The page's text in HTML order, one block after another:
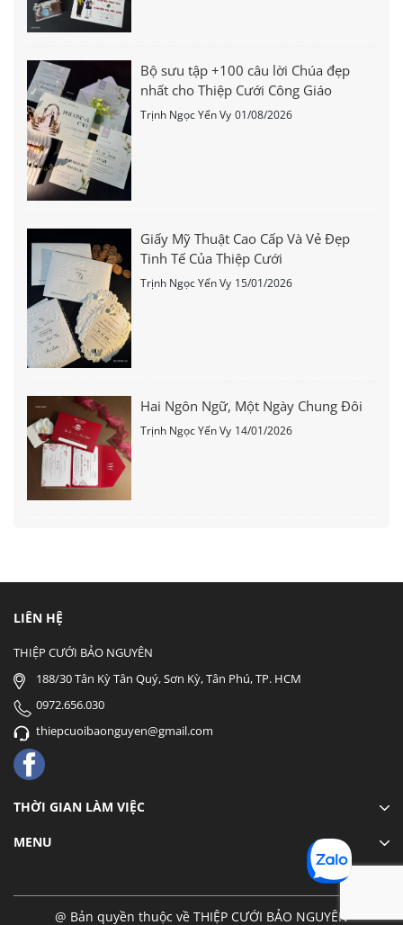
Bộ sưu tập +100 câu lời Chúa đẹp
nhất cho Thiệp Cưới Công Giáo
Trịnh Ngọc Yến Vy 01/08/2026
Giấy Mỹ Thuật Cao Cấp Và Vẻ Đẹp
Tinh Tế Của Thiệp Cưới
Trịnh Ngọc Yến Vy 15/01/2026
Hai Ngôn Ngữ, Một Ngày Chung Đôi
Trịnh Ngọc Yến Vy 14/01/2026
LIÊN HỆ
THIỆP CƯỚI BẢO NGUYÊN
188/30 Tân Kỳ Tân Quý, Sơn Kỳ, Tân Phú, TP. HCM
0972.656.030
thiepcuoibaonguyen@gmail.com
THỜI GIAN LÀM VIỆC
MENU
@ Bản quyền thuộc về THIỆP CƯỚI BẢO NGUYÊN